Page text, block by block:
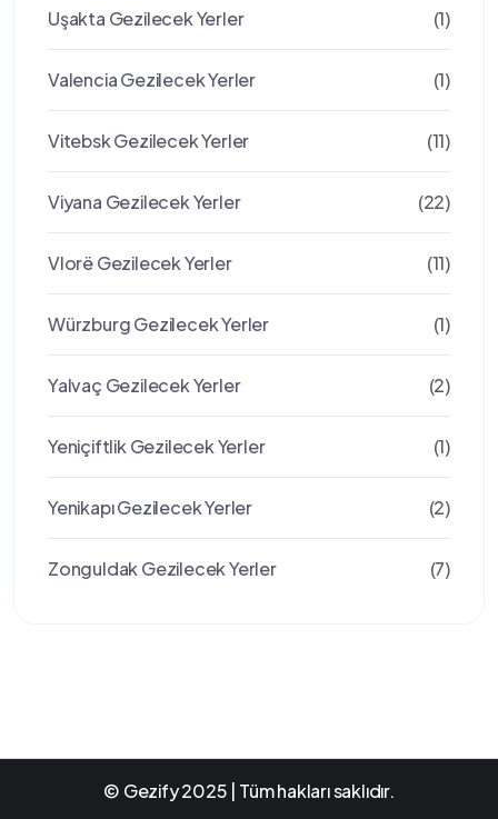
Uşakta Gezilecek Yerler (1)
Valencia Gezilecek Yerler (1)
Vitebsk Gezilecek Yerler (11)
Viyana Gezilecek Yerler (22)
Vlorë Gezilecek Yerler (11)
Würzburg Gezilecek Yerler (1)
Yalvaç Gezilecek Yerler (2)
Yeniçiftlik Gezilecek Yerler (1)
Yenikapı Gezilecek Yerler (2)
Zonguldak Gezilecek Yerler (7)
© Gezify 2025 | Tüm hakları saklıdır.